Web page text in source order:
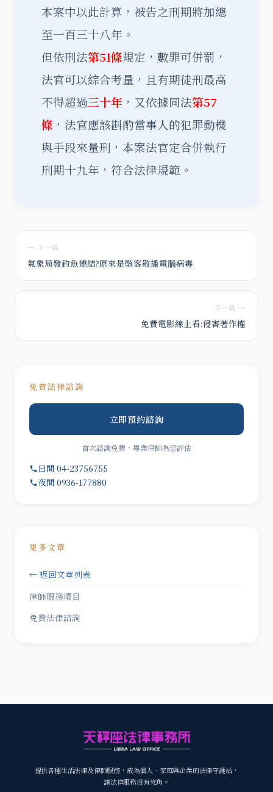
本案中以此計算，被告之刑期將加總
至一百三十八年。
但依刑法第51條規定，數罪可併罰，
法官可以綜合考量，且有期徒刑最高
不得超過三十年 ，又依據同法第57
條 ，法官應該斟酌當事人的犯罪動機
與手段來量刑，本案法官定合併執行
刑期十九年，符合法律規範。
← 上一篇
氣象局發釣魚連結?原來是駭客散播電腦病毒
下一篇 →
免費電影線上看:侵害著作權
免費法律諮詢
立即預約諮詢
首次諮詢免費，專業律師為您評估
日間 04-23756755
夜間 0936-177880
更多文章
← 返回文章列表
律師服務項目
免費法律諮詢
提供各種生活法律及律師服務，成為個人、家庭與企業的法律守護站，
讓法律服務沒有死角。